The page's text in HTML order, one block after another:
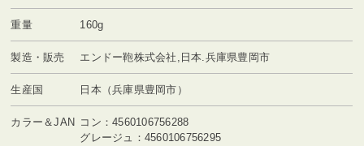
重量 160g
製造・販売 エンドー鞄株式会社,日本.兵庫県豊岡市
生産国 日本（兵庫県豊岡市）
カラー＆JAN コン：4560106756288
グレージュ：4560106756295